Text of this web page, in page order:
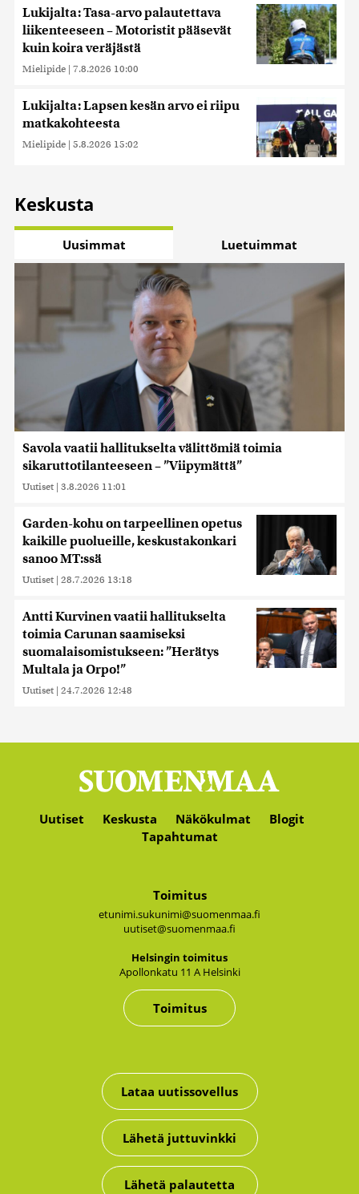
Lukijalta: Tasa-arvo palautettava
liikenteeseen – Motoristit pääsevät
kuin koira veräjästä
Mielipide | 7.8.2026 10:00
Lukijalta: Lapsen kesän arvo ei riipu
matkakohteesta
Mielipide | 5.8.2026 15:02
Keskusta
Uusimmat Luetuimmat
Savola vaatii hallitukselta välittömiä toimia
sikaruttotilanteeseen – ”Viipymättä”
Uutiset | 3.8.2026 11:01
Garden-kohu on tarpeellinen opetus
kaikille puolueille, keskustakonkari
sanoo MT:ssä
Uutiset | 28.7.2026 13:18
Antti Kurvinen vaatii hallitukselta
toimia Carunan saamiseksi
suomalaisomistukseen: ”Herätys
Multala ja Orpo!”
Uutiset | 24.7.2026 12:48
Uutiset Keskusta Näkökulmat
Blogit
Tapahtumat
Toimitus
etunimi.sukunimi@suomenmaa.fi
uutiset@suomenmaa.fi
Hel­sin­gin toi­mi­tus
Apol­lon­ka­tu 11 A Hel­sin­ki
Toimitus
Lataa uutissovellus
Lähetä juttuvinkki
Lähetä palautetta